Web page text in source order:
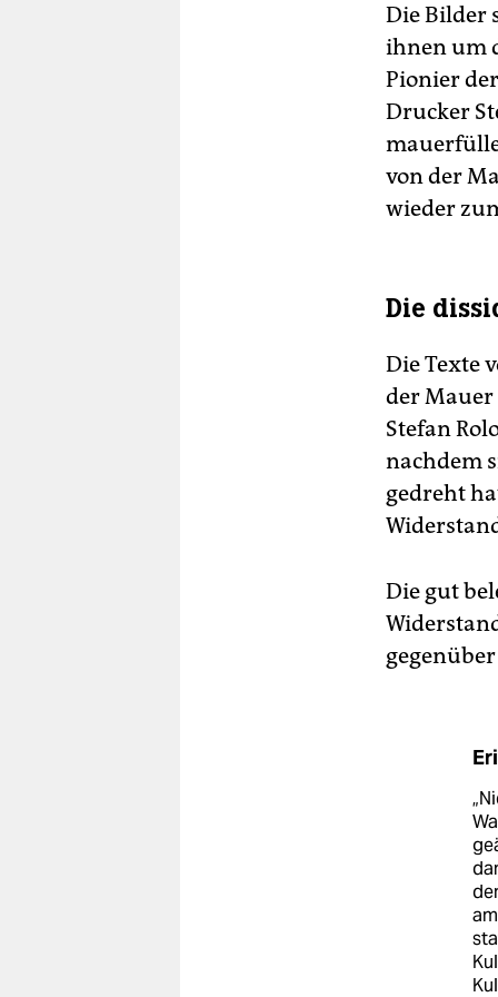
Die Bilder
ihnen um
Pionier
Drucker
von der
wieder
Die
Die Texte
der Mauer
Stefan
nachdem
gedreht
Die gut